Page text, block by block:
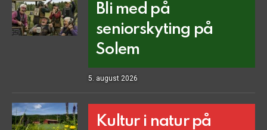
Bli med på
seniorskyting på
Solem
5. august 2026
Kultur i natur på